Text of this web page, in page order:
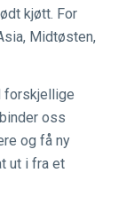
kjøtt. For
Midtøsten,
forskjellige
oss
og få ny
ut i fra et